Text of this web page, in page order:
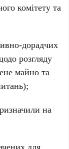
комітету та
дорадчих
розгляду
майно та
на
для